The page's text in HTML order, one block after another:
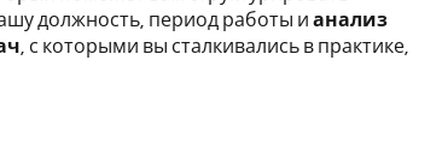
должность, период работы и анализ
, с которыми вы сталкивались в практике,